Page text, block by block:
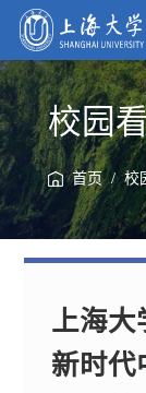
校园
首页/校
上海大
新时代